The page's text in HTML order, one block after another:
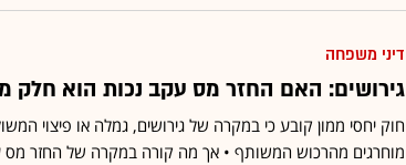
דיני משפחה
גירושים: האם החזר מס עקב נכות הוא חלק
חוק יחסי ממון קובע כי במקרה של גירושים, גמלה או פיצוי
מוחרגים מהרכוש המשותף • אך מה קורה במקרה של החזר מס